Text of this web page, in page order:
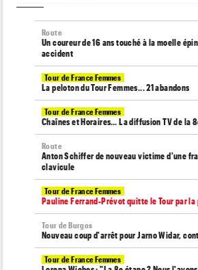
Route
Un coureur de 16 ans touché à la moelle
accident
Tour de France Femmes
La peloton du Tour Femmes... 21 abandons
Tour de France Femmes
Chaînes et Horaires… La diffusion TV de la
Route
Anton Schiffer de nouveau victime d'une
clavicule
Tour de France Femmes
Pauline Ferrand-Prévot quitte le Tour par
Tour de Burgos
Nouveau coup d'arrêt pour Jarno Widar,
Tour de France Femmes